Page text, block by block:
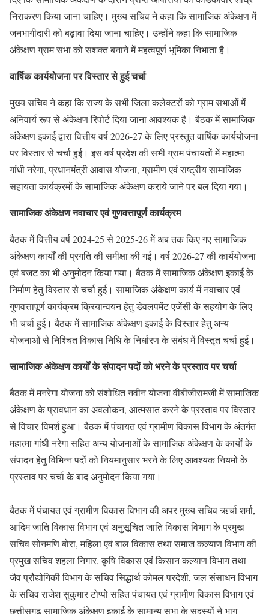
निराकरण किया जाना चाहिए। मुख्य सचिव ने कहा कि सामाजिक अंकेक्षण में
जनभागीदारी को बढ़ावा दिया जाना चाहिए। उन्होंने कहा कि सामाजिक
अंकेक्षण ग्राम सभा को सशक्त बनाने में महत्वपूर्ण भूमिका निभाता है।
वार्षिक कार्ययोजना पर विस्तार से हुई चर्चा
मुख्य सचिव ने कहा कि राज्य के सभी जिला कलेक्टरों को ग्राम सभाओं में
अनिवार्य रूप से अंकेक्षण रिपोर्ट दिया जाना आवश्यक है। बैठक में सामाजिक
अंकेक्षण इकाई द्वारा वित्तीय वर्ष 2026-27 के लिए प्रस्तुत वार्षिक कार्ययोजना
पर विस्तार से चर्चा हुई। इस वर्ष प्रदेश की सभी ग्राम पंचायतों में महात्मा
गांधी नरेगा, प्रधानमंत्री आवास योजना, ग्रामीण एवं राष्ट्रीय सामाजिक
सहायता कार्यक्रमों के सामाजिक अंकेक्षण कराये जाने पर बल दिया गया।
सामाजिक अंकेक्षण नवाचार एवं गुणवत्तापूर्ण कार्यक्रम
बैठक में वित्तीय वर्ष 2024-25 से 2025-26 में अब तक किए गए सामाजिक
अंकेक्षण कार्यों की प्रगति की समीक्षा की गई। वर्ष 2026-27 की कार्ययोजना
एवं बजट का भी अनुमोदन किया गया। बैठक में सामाजिक अंकेक्षण इकाई के
निर्माण हेतु विस्तार से चर्चा हुई। सामाजिक अंकेक्षण कार्य में नवाचार एवं
गुणवत्तापूर्ण कार्यक्रम क्रियान्वयन हेतु डेवलपमेंट एजेंसी के सहयोग के लिए
भी चर्चा हुई। बैठक में सामाजिक अंकेक्षण इकाई के विस्तार हेतु अन्य
योजनाओं से निश्चित विकास निधि के निर्धारण के संबंध में विस्तृत चर्चा हुई।
सामाजिक अंकेक्षण कार्यों के संपादन पदों को भरने के प्रस्ताव पर चर्चा
बैठक में मनरेगा योजना को संशोधित नवीन योजना वीबीजीरामजी में सामाजिक
अंकेक्षण के प्रावधान का अवलोकन, आत्मसात करने के प्रस्ताव पर विस्तार
से विचार-विमर्श हुआ। बैठक में पंचायत एवं ग्रामीण विकास विभाग के अंतर्गत
महात्मा गांधी नरेगा सहित अन्य योजनाओं के सामाजिक अंकेक्षण के कार्यों के
संपादन हेतु विभिन्न पदों को नियमानुसार भरने के लिए आवश्यक नियमों के
प्रस्ताव पर चर्चा के बाद अनुमोदन किया गया।
बैठक में पंचायत एवं ग्रामीण विकास विभाग की अपर मुख्य सचिव ऋर्चा शर्मा,
आदिम जाति विकास विभाग एवं अनुसूचित जाति विकास विभाग के प्रमुख
सचिव सोनमणि बोरा, महिला एवं बाल विकास तथा समाज कल्याण विभाग की
प्रमुख सचिव शहला निगार, कृषि विकास एवं किसान कल्याण विभाग तथा
जैव प्रौद्योगिकी विभाग के सचिव सिद्धार्थ कोमल परदेशी, जल संसाधन विभाग
के सचिव राजेश सुकुमार टोप्पो सहित पंचायत एवं ग्रामीण विकास विभाग एवं
छत्तीसगढ़ सामाजिक अंकेक्षण इकाई के सामान्य सभा के सदस्यों ने भाग